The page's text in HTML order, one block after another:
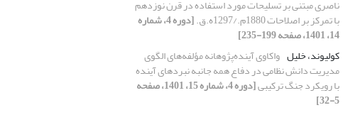
ناصری مبتنی بر تسلیحات مورد استفاده در قرن نوزدهم
با تمرکز بر اصلاحات 1880م./1297ه.ق. [دوره 4، شماره
14، 1401، صفحه 199-235]
کولیوند، خلیل واکاوی آینده‌پژوهانه مؤلفه‌های الگوی
مدیریت دانش نظامی در دفاع همه جانبه نبرد‌های آینده
با رویکرد جنگ ترکیبی [دوره 4، شماره 15، 1401، صفحه
5-32]